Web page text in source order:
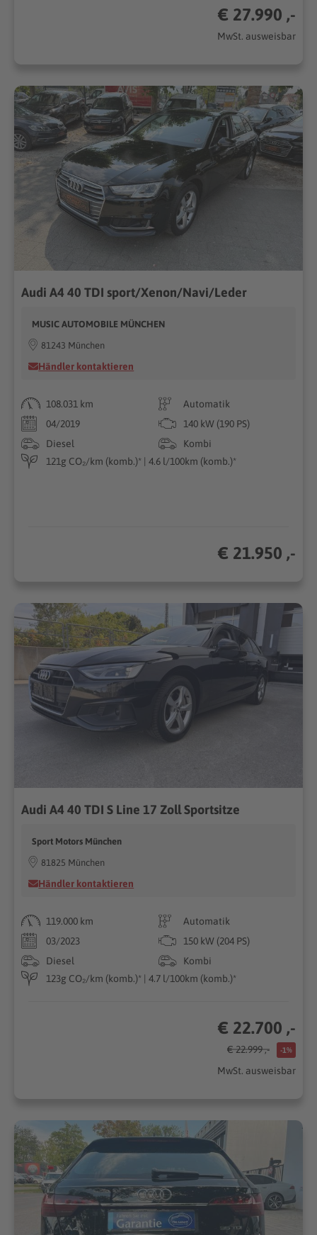
€ 27.990 ,-
MwSt. ausweisbar
Audi A4 40 TDI sport/Xenon/Navi/Leder
MUSIC AUTOMOBILE MÜNCHEN
81243 München
Händler kontaktieren
108.031 km
Automatik
04/2019
140 kW (190 PS)
Diesel
Kombi
121g CO₂/km (komb.)* | 4.6 l/100km (komb.)*
€ 21.950 ,-
Audi A4 40 TDI S Line 17 Zoll Sportsitze
Sport Motors München
81825 München
Händler kontaktieren
119.000 km
Automatik
03/2023
150 kW (204 PS)
Diesel
Kombi
123g CO₂/km (komb.)* | 4.7 l/100km (komb.)*
€ 22.700 ,-
€ 22.999 ,- -1%
MwSt. ausweisbar